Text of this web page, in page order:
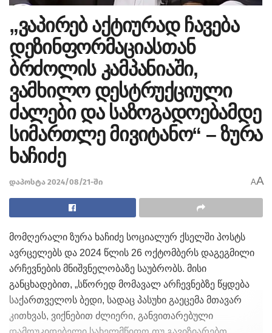
„ვაპირებ აქტიურად ჩავება
დეზინფორმაციასთან
ბრძოლის კამპანიაში,
ვამხილო დესტრუქციული
ძალები და საზოგადოებამდე
სიმართლე მივიტანო“ – ზურა
ხაჩიძე
დაპოსტა 2024/08/21-ში AA
მომღერალი ზურა ხაჩიძე სოციალურ ქსელში პოსტს
ავრცელებს და 2024 წლის 26 ოქტომბერს დაგეგმილი
არჩევნების მნიშვნელობაზე საუბრობს. მისი
განცხადებით, „სწორედ მომავალ არჩევნებზე წყდება
საქართველოს ბედი, სადაც პასუხი გაეცემა მთავარ
კითხვას, ვიქნებით ძლიერი, განვითარებული